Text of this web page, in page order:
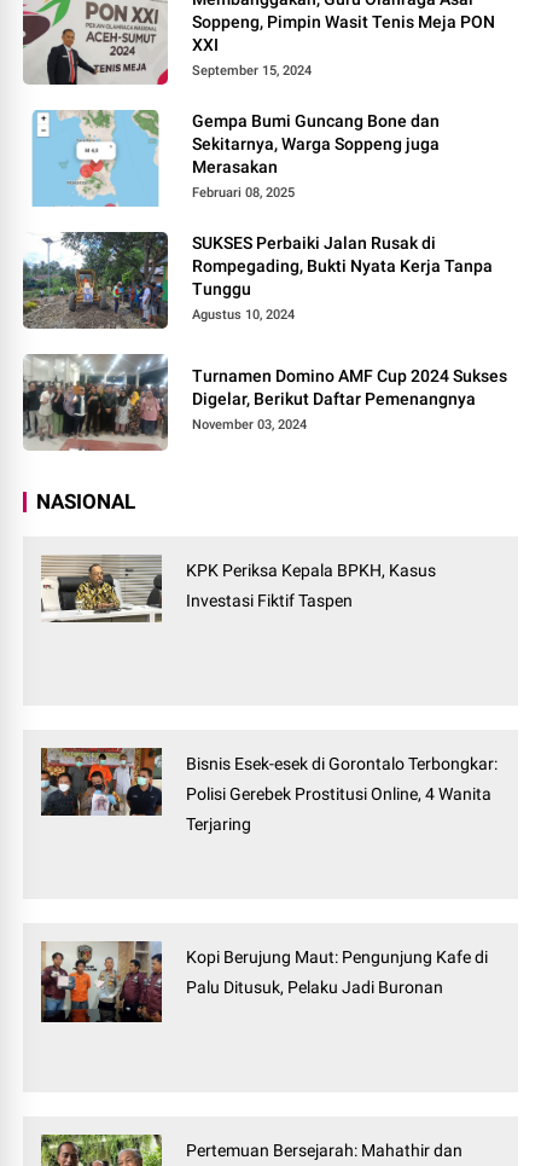
Soppeng, Pimpin Wasit Tenis Meja PON
XXI
September 15, 2024
Gempa Bumi Guncang Bone dan
Sekitarnya, Warga Soppeng juga
Merasakan
Februari 08, 2025
SUKSES Perbaiki Jalan Rusak di
Rompegading, Bukti Nyata Kerja Tanpa
Tunggu
Agustus 10, 2024
Turnamen Domino AMF Cup 2024 Sukses
Digelar, Berikut Daftar Pemenangnya
November 03, 2024
NASIONAL
KPK Periksa Kepala BPKH, Kasus
Investasi Fiktif Taspen
Bisnis Esek-esek di Gorontalo Terbongkar:
Polisi Gerebek Prostitusi Online, 4 Wanita
Terjaring
Kopi Berujung Maut: Pengunjung Kafe di
Palu Ditusuk, Pelaku Jadi Buronan
Pertemuan Bersejarah: Mahathir dan